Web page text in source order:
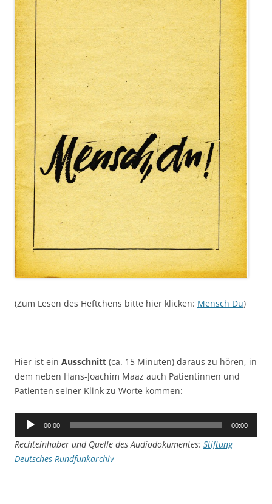
(Zum Lesen des Heftchens bitte hier klicken: Mensch Du)
Hier ist ein Ausschnitt (ca. 15 Minuten) daraus zu hören, in
dem neben Hans-Joachim Maaz auch Patientinnen und
Patienten seiner Klink zu Worte kommen:
Audio-
00:00 00:00
Rechteinhaber und Quelle des Audiodokumentes: Stiftung
Deutsches Rundfunkarchiv